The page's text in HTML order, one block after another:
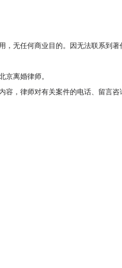
，无任何商业目的。因无法联系到
京离婚律师。
，律师对有关案件的电话、留言咨